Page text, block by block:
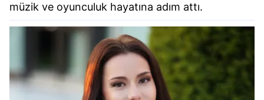
müzik ve oyunculuk hayatına adım attı.